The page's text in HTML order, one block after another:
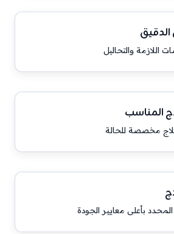
اللازمة والتحاليل
المناسب
مخصصة للحالة
بأعلى معايير الجودة